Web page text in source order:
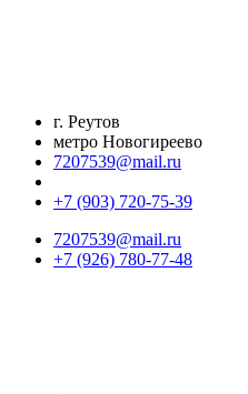
г. Реутов
метро Новогиреево
7207539@mail.ru
+7 (903) 720-75-39
7207539@mail.ru
+7 (926) 780-77-48